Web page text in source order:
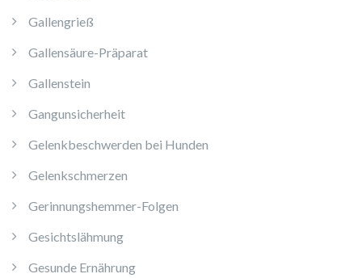
Gallengrieß
Gallensäure-Präparat
Gallenstein
Gangunsicherheit
Gelenkbeschwerden bei Hunden
Gelenkschmerzen
Gerinnungshemmer-Folgen
Gesichtslähmung
Gesunde Ernährung